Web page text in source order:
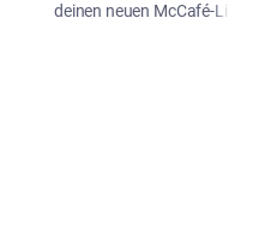
deinen neuen McCafé-Liebling!